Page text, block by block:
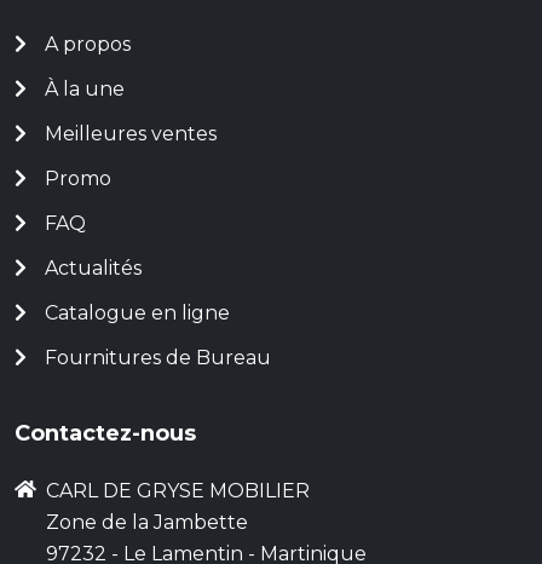
A propos
À la une
Meilleures ventes
Promo
FAQ
Actualités
Catalogue en ligne
Fournitures de Bureau
Contactez-nous
CARL DE GRYSE MOBILIER
Zone de la Jambette
97232 - Le Lamentin - Martinique